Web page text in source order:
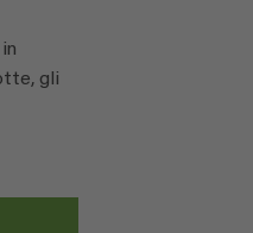
gli